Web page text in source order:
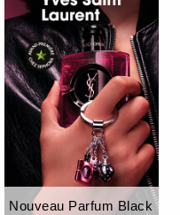
Nouveau Parfum Black